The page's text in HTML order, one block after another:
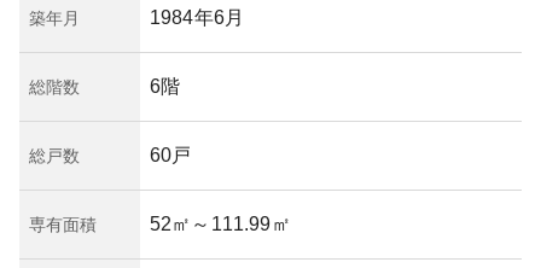
築年月 1984年6月
総階数 6階
総戸数 60戸
専有面積 52㎡ ～111.99㎡